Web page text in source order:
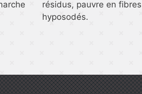
résidus, pauvre en
hyposodés.